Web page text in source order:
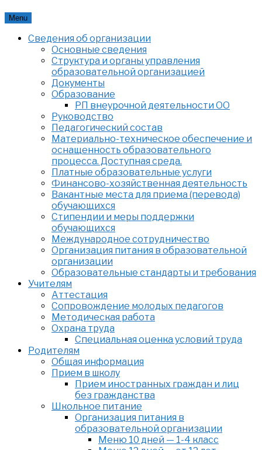
Skip
content
Menu
Сведения об организации
Основные сведения
Структура и органы управления
образовательной организацией
Документы
Образование
РП внеурочной деятельности ОО
Руководство
Педагогический состав
Материально-техническое обеспечение и
оснащенность образовательного
процесса. Доступная среда.
Платные образовательные услуги
Финансово-хозяйственная деятельность
Вакантные места для приема (перевода)
обучающихся
Стипендии и меры поддержки
обучающихся
Международное сотрудничество
Организация питания в образовательной
организации
Образовательные стандарты и требования
Учителям
Аттестация
Сопровождение молодых педагогов
Методическая работа
Охрана труда
Специальная оценка условий труда
Родителям
Общая информация
Прием в школу
Прием иностранных граждан и лиц
без гражданства
Школьное питание
Организация питания в
образовательной организации
Меню 10 дней — 1-4 класс